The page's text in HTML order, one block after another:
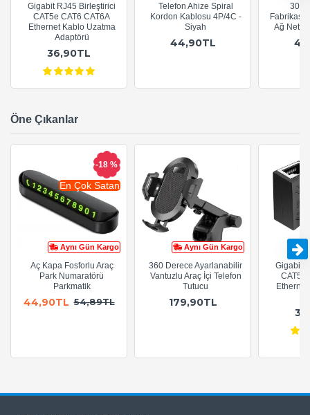
Gigabit RJ45 Birleştirici
CAT5e CAT6 CAT6A
Ethernet Kablo Uzatma
Adaptörü
36,90TL
Telefon Ahize Spiral
Kordon Kablosu 4P/4C -
Siyah
44,90TL
Ağ
Öne Çıkanlar
Aynı Gün Kargo
En Çok Satan
-18 %
Aç Kapa Fosforlu Araç
Park Numaratörü
Parkmatik
44,90TL 54,89TL
Aynı Gün Kargo
360 Derece Ayarlanabilir
Vantuzlu Araç İçi Telefon
Tutucu
179,90TL
Gigabit
CAT5e